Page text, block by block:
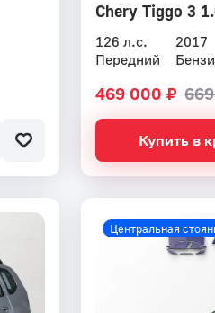
Chery Tiggo 3
126 л.с. 2017
Передний
469 000 ₽
Купить в
Центральная